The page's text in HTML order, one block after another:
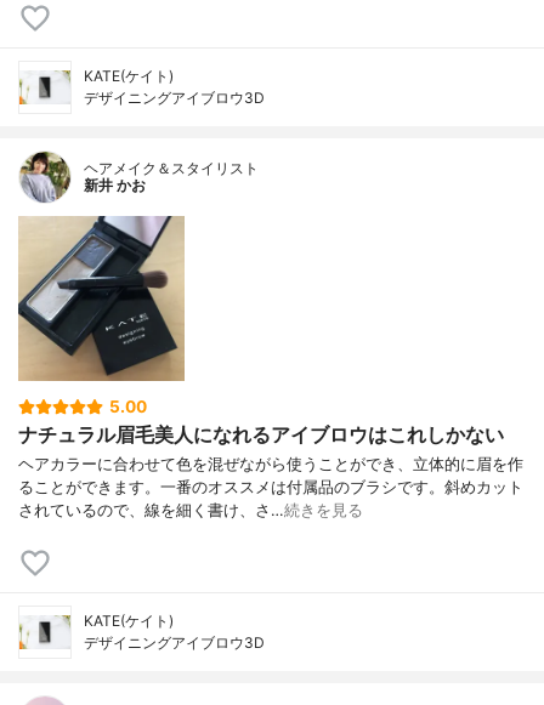
KATE(ケイト)
デザイニングアイブロウ3D
ヘアメイク＆スタイリスト
新井 かお
5.00
ナチュラル眉毛美人になれるアイブロウはこれしかない
ヘアカラーに合わせて色を混ぜながら使うことができ、立体的に眉を作
ることができます。一番のオススメは付属品のブラシです。斜めカット
されているので、線を細く書け、さ…続きを見る
KATE(ケイト)
デザイニングアイブロウ3D